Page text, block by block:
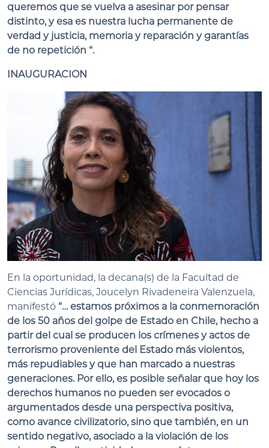
queremos que se vuelva a asesinar por pensar
distinto, y esa es nuestra lucha permanente de
verdad y justicia, memoria y reparación y garantías
de no repetición “.
INAUGURACION
En la oportunidad, la decana(s) de la Facultad de
Ciencias Jurídicas, Joucelyn Rivadeneira Valenzuela,
manifestó “… estamos próximos a la conmemoración
de los 50 años del golpe de Estado en Chile, hecho a
partir del cual se producen los crímenes y actos de
terrorismo proveniente del Estado más violentos,
más repudiables y que han marcado a nuestras
generaciones. Por ello, es posible señalar que hoy los
derechos humanos no pueden ser evocados o
argumentados desde una perspectiva positiva,
como avance civilizatorio, sino que también, en un
sentido negativo, asociado a la violación de los